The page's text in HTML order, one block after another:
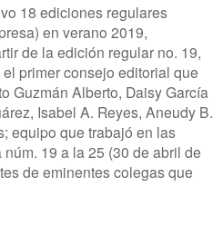
18 ediciones regulares
en verano 2019,
de la edición regular no. 19,
primer consejo editorial que
Guzmán Alberto, Daisy García
Isabel A. Reyes, Aneudy B.
equipo que trabajó en las
19 a la 25 (30 de abril de
de eminentes colegas que